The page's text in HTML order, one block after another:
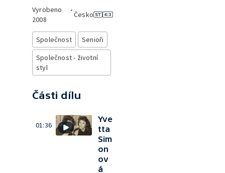
Vyrobeno
2008
•
Česko
Společnost
Senioři
Společnost - životní
styl
Části dílu
01:36
Yve
tta
Sim
on
ov
á